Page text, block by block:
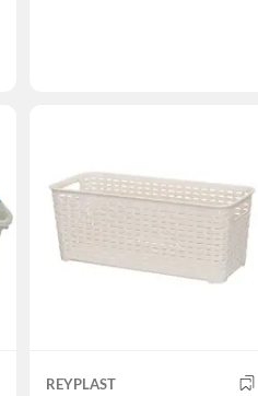
REYPLAST